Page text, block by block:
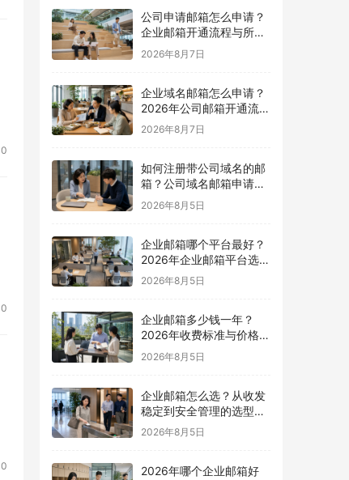
0
0
0
公司申请邮箱怎么申请？
企业邮箱开通流程与所需
材料说明
2026年8月7日
企业域名邮箱怎么申请？
2026年公司邮箱开通流程
详解
2026年8月7日
如何注册带公司域名的邮
箱？公司域名邮箱申请与
配置指南
2026年8月5日
企业邮箱哪个平台最好？
2026年企业邮箱平台选择
指南
2026年8月5日
企业邮箱多少钱一年？
2026年收费标准与价格计
算指南
2026年8月5日
企业邮箱怎么选？从收发
稳定到安全管理的选型指
南
2026年8月5日
2026年哪个企业邮箱好